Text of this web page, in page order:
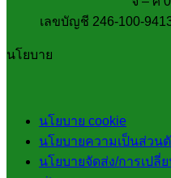
เลขบัญชี 246-100-
นโยบาย
นโยบาย cookie
นโยบายความเป็นส่วน
นโยบายจัดส่ง/การเปลี่